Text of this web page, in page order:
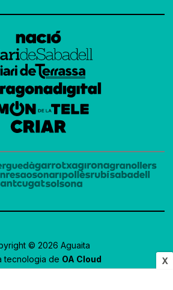
X
© 2026 Aguaita
tecnologia de OA Cloud